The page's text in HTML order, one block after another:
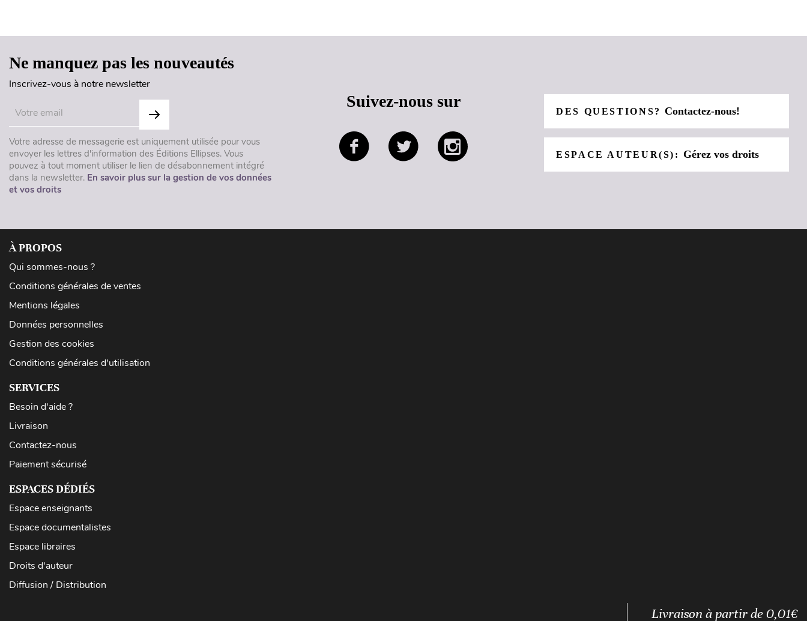
Ne manquez pas les nouveautés
Inscrivez-vous à notre newsletter
Votre adresse de messagerie est uniquement utilisée pour vous
envoyer les lettres d'information des Éditions Ellipses. Vous
pouvez à tout moment utiliser le lien de désabonnement intégré
dans la newsletter. En savoir plus sur la gestion de vos données
et vos droits
Suivez-nous sur
DES QUESTIONS?Contactez-nous!
ESPACE AUTEUR(S): Gérez vos droits
À PROPOS
Qui sommes-nous ?
Conditions générales de ventes
Mentions légales
Données personnelles
Gestion des cookies
Conditions générales d'utilisation
SERVICES
Besoin d'aide ?
Livraison
Contactez-nous
Paiement sécurisé
ESPACES DÉDIÉS
Espace enseignants
Espace documentalistes
Espace libraires
Droits d'auteur
Diffusion / Distribution
Livraison à partir de 0,01€